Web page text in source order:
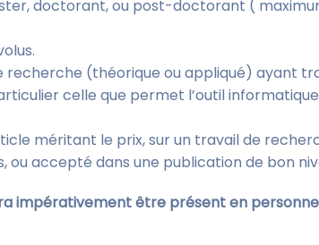
doctorant, ou post-doctorant (
recherche (théorique ou appliqué) ayant
celle que permet l’outil
méritant le prix, sur un travail de
ou accepté dans une publication de bon
impérativement être présent en